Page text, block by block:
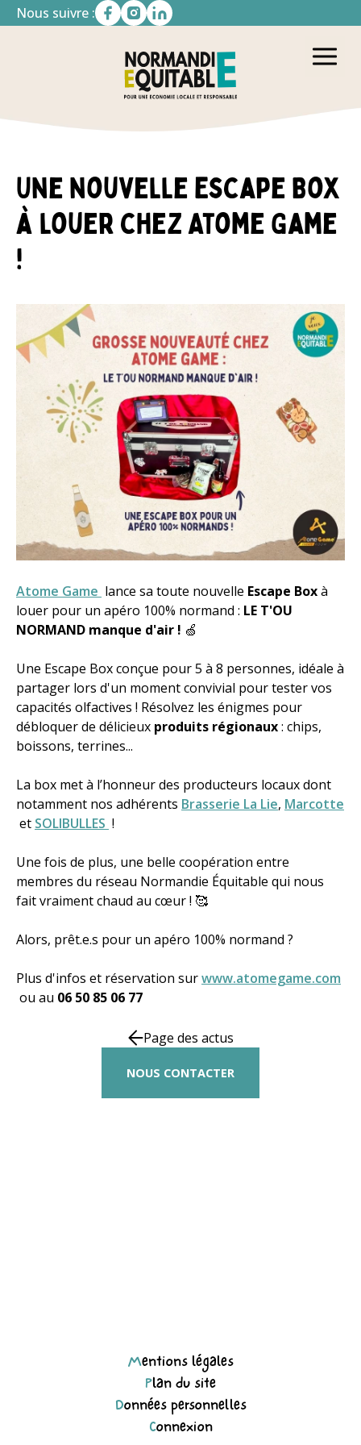
Nous suivre :
Une nouvelle Escape Box
à louer chez Atome Game
!
Atome Game lance sa toute nouvelle Escape Boxà
louer pour un apéro 100% normand : LE T'OU
NORMAND manque d'air ! 🍏
Une Escape Box conçue pour 5 à 8 personnes, idéale à
partager lors d'un moment convivial pour tester vos
capacités olfactives ! Résolvez les énigmes pour
débloquer de délicieux produits régionaux: chips,
boissons, terrines...
La box met à l’honneur des producteurs locaux dont
notamment nos adhérents Brasserie La Lie, Marcotte
et SOLIBULLES !
Une fois de plus, une belle coopération entre
membres du réseau Normandie Équitable qui nous
fait vraiment chaud au cœur ! 🥰​
Alors, prêt.e.s pour un apéro 100% normand ?
Plus d'infos et réservation surwww.atomegame.com
ou au 06 50 85 06 77
Page des actus
NOUS CONTACTER
Mentions légales
Plan du site
Données personnelles
Connexion